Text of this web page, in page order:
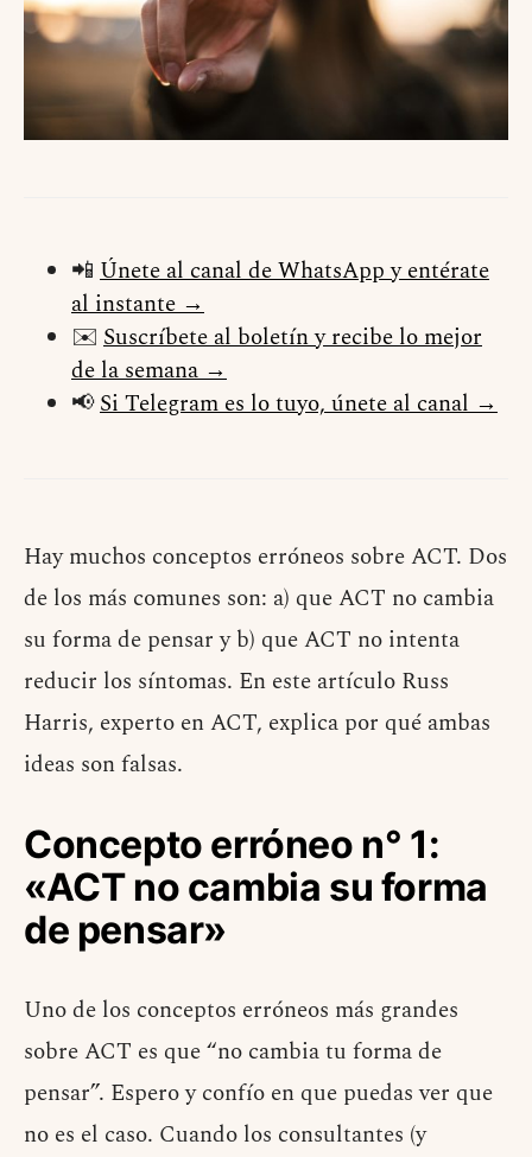
📲 Únete al canal de WhatsApp y entérate
al instante →
✉️ Suscríbete al boletín y recibe lo mejor
de la semana →
📢Si Telegram es lo tuyo, únete al canal →
Hay muchos conceptos erróneos sobre ACT. Dos
de los más comunes son: a) que ACT no cambia
su forma de pensar y b) que ACT no intenta
reducir los síntomas. En este artículo Russ
Harris, experto en ACT, explica por qué ambas
ideas son falsas.
Concepto erróneo n° 1:
«ACT no cambia su forma
de pensar»
Uno de los conceptos erróneos más grandes
sobre ACT es que “no cambia tu forma de
pensar”. Espero y confío en que puedas ver que
no es el caso. Cuando los consultantes (y